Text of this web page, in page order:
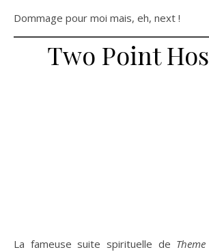
Dommage pour moi mais, eh, next !
Two Point
La fameuse suite spirituelle de